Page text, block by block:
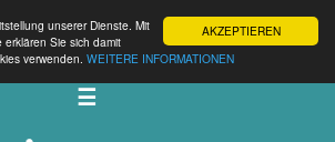
AKZEPTIEREN
unserer Dienste. Mit
Sie sich damit
verwenden. WEITERE INFORMATIONEN
☰